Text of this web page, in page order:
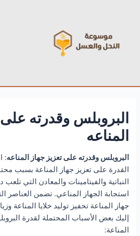
البروبلس وقدرته على
المناعه
البروبلس وقدرته على تعزيز جهاز المناعه:
القدرة على تعزيز جهاز المناعة بسبب
النباتية والفيتامينات والمعادن التي
استجابة الجهاز المناعي. تضمن العناصر
جهاز المناعة تحفيز توليد خلايا المناعة
إليك بعض الأسباب المحتملة لقدرة
المناعة: